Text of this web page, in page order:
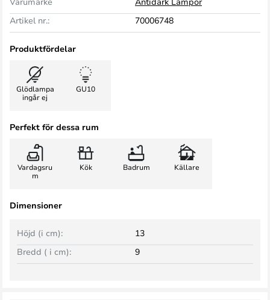
Artikel nr.:
70006748
Produktfördelar
Glödlampa
ingår ej
GU10
Perfekt för dessa rum
Vardagsru
m
Kök Badrum Källare
Dimensioner
Bredd ( i cm): 9
Höjd (i cm): 13